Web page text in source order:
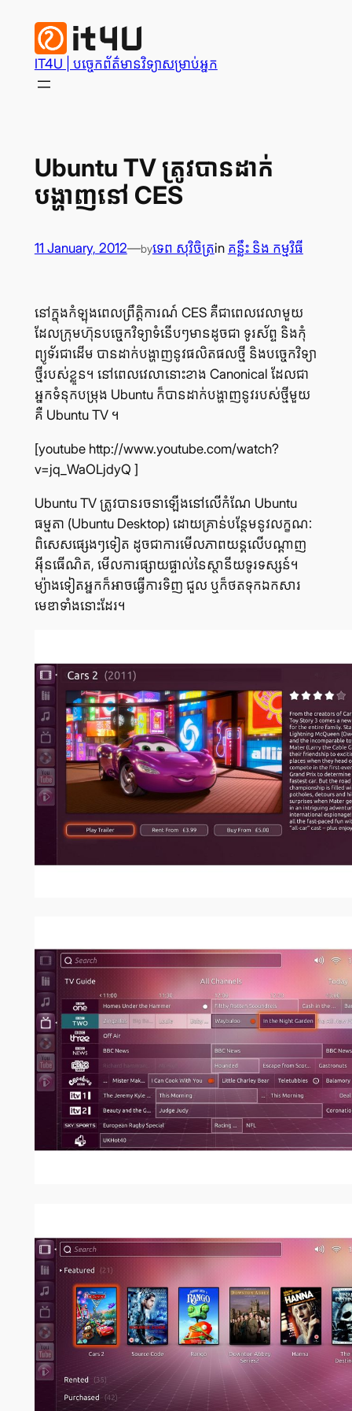
contentIT4U | បច្ចេក​ព័ត៌មានវិទ្យា​សម្រាប់​អ្នក
Ubuntu TV ត្រូវ​បាន​ដាក់​
បង្ហាញ​នៅ CES
11 January, 2012—byទេព សុវិចិត្រin គន្លឹះ និង កម្មវិធី
នៅ​ក្នុង​កំឡុង​ពេល​ព្រឹត្តិការណ៍ CES គឺ​ជា​ពេល​វេលា​មួយ
ដែល​ក្រុម​ហ៊ុន​បច្ចេកវិទ្យា​ទំនើបៗ​មាន​ដូច​ជា ទូរស័ព្ទ និង​កុំ
ព្យូទ័រ​ជា​ដើម បាន​ដាក់​បង្ហាញ​នូវ​ផលិត​ផល​ថ្មី និង​បច្ចេកវិទ្យា​
ថ្មី​របស់​ខ្លួន។ នៅ​ពេល​វេលា​នោះ​ខាង Canonical ដែល​ជា​
អ្នក​ទំនុក​បម្រុង Ubuntu ក៏​បាន​ដាក់​បង្ហាញ​នូវ​របស់​ថ្មី​មួយ​
គឺ Ubuntu TV ។
[youtube http://www.youtube.com/watch?
v=jq_WaOLjdyQ ]
Ubuntu TV ត្រូវ​បាន​រចនា​ឡើង​នៅ​លើ​កំណែ Ubuntu
ធម្មតា (Ubuntu Desktop) ដោយ​គ្រាន់​បន្ថែម​នូវ​លក្ខណៈ​
ពិសេស​ផ្សេងៗ​ទៀត ដូច​ជា​ការ​មើល​ភាពយន្ត​លើ​បណ្ដាញ​
អ៊ីនធើណិត, មើល​ការ​ផ្សាយ​ផ្ទាល់​នៃ​ស្ថានីយ​ទូរទស្សន៍។
ម្យ៉ាង​ទៀត​អ្នក​ក៏​អាច​ធ្វើ​ការ​ទិញ ជួល ឬ​ក៏​ថត​ទុក​ឯកសារ​
មេឌា​ទាំង​នោះ​ដែរ។